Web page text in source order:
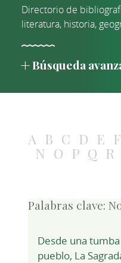
Directorio de
literatura, historia,
Búsqueda
A B C D E F
N O P Q R
Palabras clave:
Desde una
pueblo, La